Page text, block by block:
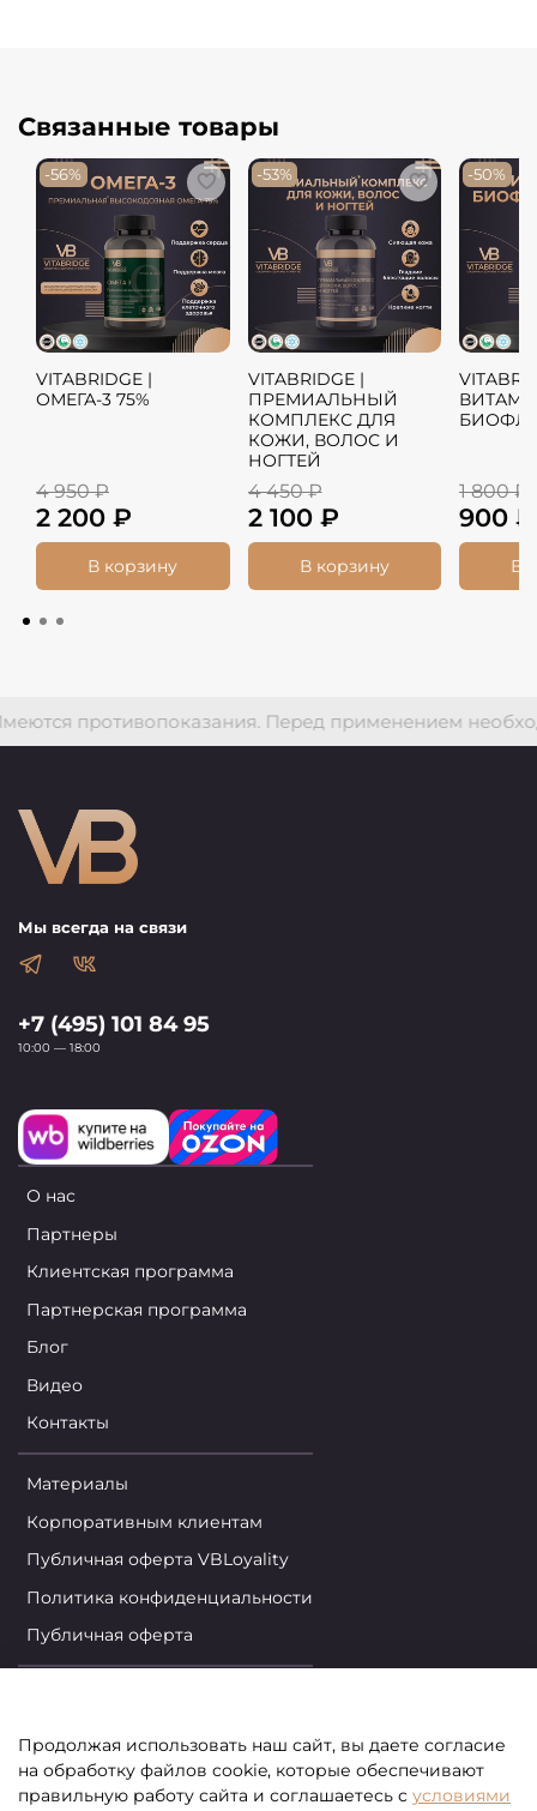
Связанные товары
-56%
VITABRIDGE |
ОМЕГА-3 75%
4 950 ₽
2 200 ₽
В корзину
-53%
VITABRIDGE |
ПРЕМИАЛЬНЫЙ
КОМПЛЕКС ДЛЯ
КОЖИ, ВОЛОС И
НОГТЕЙ
4 450 ₽
2 100 ₽
В корзину
-50%
1 800 ₽
900 ₽
В
противопоказания. Перед применением необходима
О нас
Партнеры
Клиентская программа
Партнерская программа
Блог
Видео
Контакты
Материалы
Корпоративным клиентам
Публичная оферта VBLoyality
Политика конфиденциальности
Публичная оферта
Корзина
Избранные товары
Мы всегда на связи
+7 (495) 101 84 95
10:00 — 18:00
Продолжая использовать наш сайт, вы даете согласие
на обработку файлов cookie, которые обеспечивают
правильную работу сайта и соглашаетесь с условиями